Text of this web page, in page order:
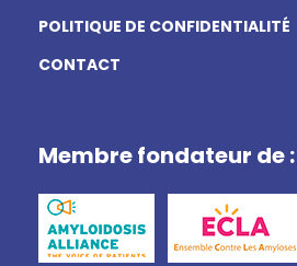
POLITIQUE DE CONFIDENTIALITÉ
CONTACT
Membre fondateur de :